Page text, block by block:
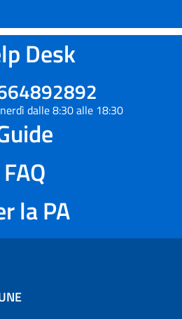
Desk
dalle 8:30 alle 18:30
FAQ
la PA